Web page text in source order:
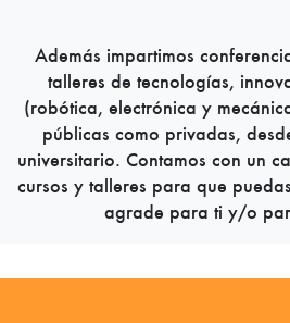
Además impartimos
talleres de tecnologías,
(robótica, electrónica y
públicas como privadas,
universitario. Contamos con un
cursos y talleres para que
agrade para ti y/o